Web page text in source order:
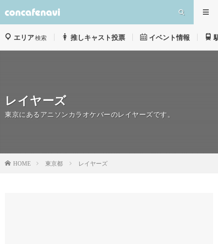
エリア検索 推しキャスト投票 イベント情報
レイヤーズ
東京にあるアニソンカラオケバーのレイヤーズです。
HOME 東京都 レイヤーズ